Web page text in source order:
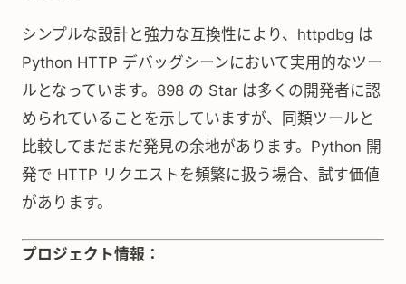
シンプルな設計と強力な互換性により、httpdbg は
Python HTTP デバッグシーンにおいて実用的なツー
ルとなっています。898 の Star は多くの開発者に認
められていることを示していますが、同類ツールと
比較してまだまだ発見の余地があります。Python 開
発で HTTP リクエストを頻繁に扱う場合、試す価値
があります。
プロジェクト情報：